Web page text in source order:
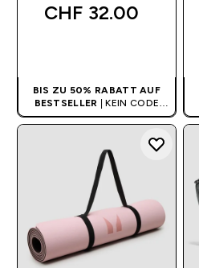
CHF 32.00‎
BIS ZU 50% RABATT AUF
BESTSELLER | KEIN CODE
BENÖTIGT